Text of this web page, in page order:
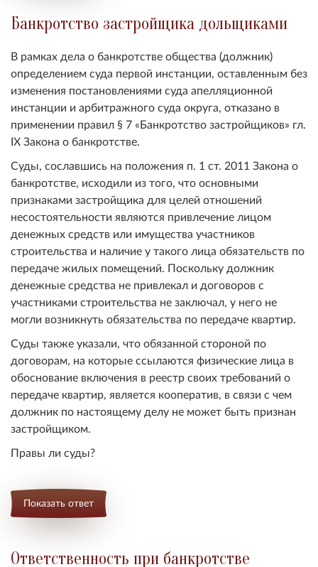
Банкротство застройщика дольщиками
В рамках дела о банкротстве общества (должник)
определением суда первой инстанции, оставленным без
изменения постановлениями суда апелляционной
инстанции и арбитражного суда округа, отказано в
применении правил § 7 «Банкротство застройщиков» гл.
IX Закона о банкротстве.
Суды, сославшись на положения п. 1 ст. 2011 Закона о
банкротстве, исходили из того, что основными
признаками застройщика для целей отношений
несостоятельности являются привлечение лицом
денежных средств или имущества участников
строительства и наличие у такого лица обязательств по
передаче жилых помещений. Поскольку должник
денежные средства не привлекал и договоров с
участниками строительства не заключал, у него не
могли возникнуть обязательства по передаче квартир.
Суды также указали, что обязанной стороной по
договорам, на которые ссылаются физические лица в
обоснование включения в реестр своих требований о
передаче квартир, является кооператив, в связи с чем
должник по настоящему делу не может быть признан
застройщиком.
Правы ли суды?
Показать ответ
Ответственность при банкротстве